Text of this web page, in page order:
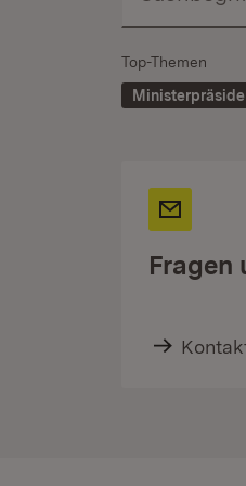
Top-Themen
Fragen